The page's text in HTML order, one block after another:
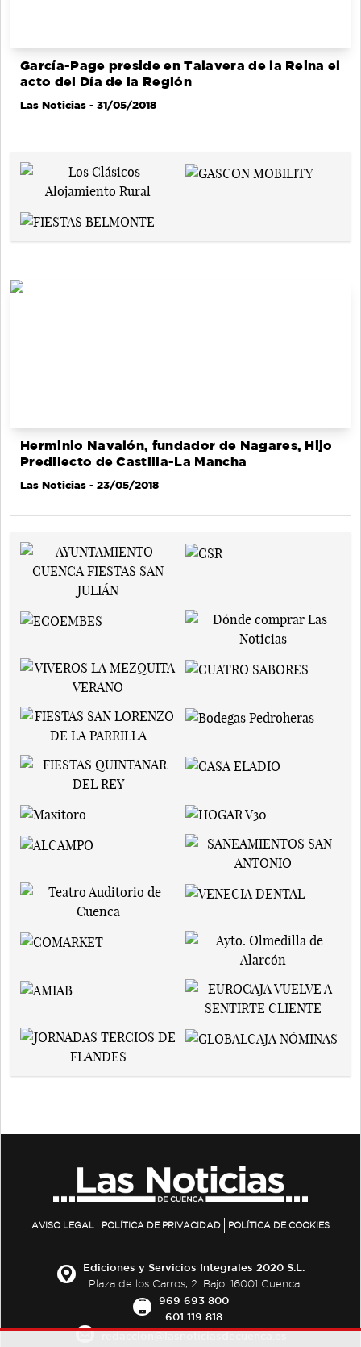
García-Page preside en Talavera de la Reina el
acto del Día de la Región
Las Noticias - 31/05/2018
Herminio Navalón, fundador de Nagares, Hijo
Predilecto de Castilla-La Mancha
Las Noticias - 23/05/2018
AVISO LEGAL POLÍTICA DE PRIVACIDAD POLÍTICA DE COOKIES
Ediciones y Servicios Integrales 2020 S.L.
Plaza de los Carros, 2. Bajo. 16001 Cuenca
969 693 800
601 119 818